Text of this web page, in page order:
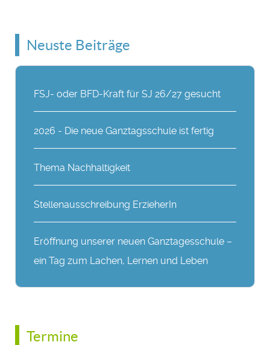
Neuste Beiträge
FSJ- oder BFD-Kraft für SJ 26/27 gesucht
2026 - Die neue Ganztagsschule ist fertig
Thema Nachhaltigkeit
Stellenausschreibung ErzieherIn
Eröffnung unserer neuen Ganztagesschule –
ein Tag zum Lachen, Lernen und Leben
Termine